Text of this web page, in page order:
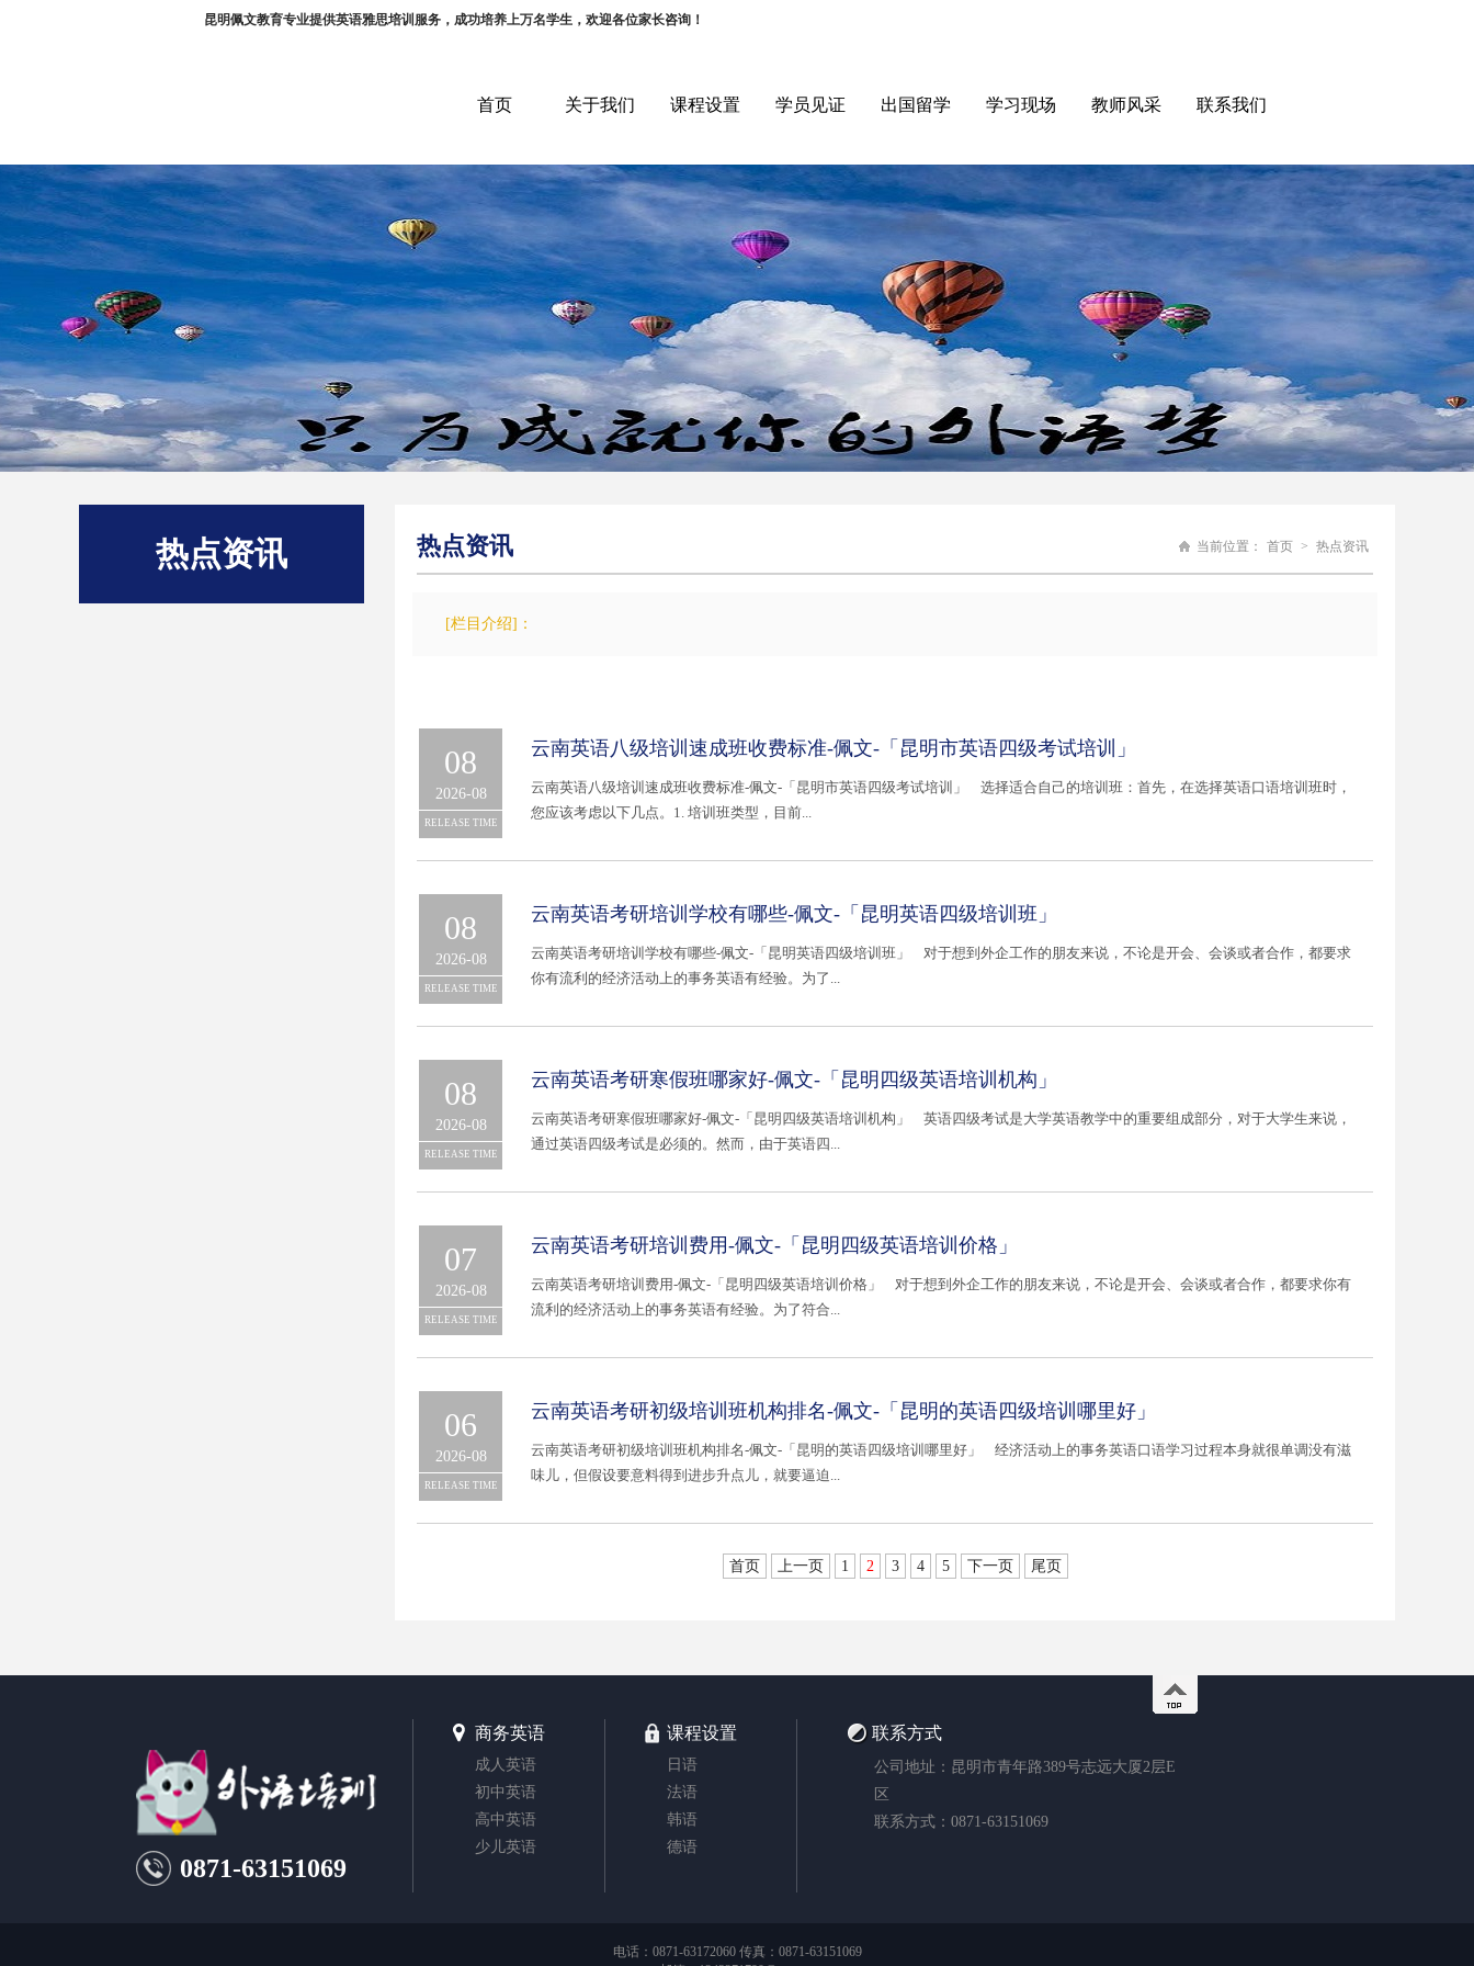
昆明佩文教育专业提供英语雅思培训服务，成功培养上万名学生，欢迎各位家长咨询！
首页 关于我们 课程设置 学员见证 出国留学 学习现场 教师风采 联系我们
热点资讯 热点资讯 当前位置： 首页 > 热点资讯
[栏目介绍]：
08
2026-08
RELEASE TIME
云南英语八级培训速成班收费标准-佩文-「昆明市英语四级考试培训」
云南英语八级培训速成班收费标准-佩文-「昆明市英语四级考试培训」 选择适合自己的培训班：首先，在选择英语口语培训班时，
您应该考虑以下几点。1. 培训班类型，目前...
08
2026-08
RELEASE TIME
云南英语考研培训学校有哪些-佩文-「昆明英语四级培训班」
云南英语考研培训学校有哪些-佩文-「昆明英语四级培训班」 对于想到外企工作的朋友来说，不论是开会、会谈或者合作，都要求
你有流利的经济活动上的事务英语有经验。为了...
08
2026-08
RELEASE TIME
云南英语考研寒假班哪家好-佩文-「昆明四级英语培训机构」
云南英语考研寒假班哪家好-佩文-「昆明四级英语培训机构」 英语四级考试是大学英语教学中的重要组成部分，对于大学生来说，
通过英语四级考试是必须的。然而，由于英语四...
07
2026-08
RELEASE TIME
云南英语考研培训费用-佩文-「昆明四级英语培训价格」
云南英语考研培训费用-佩文-「昆明四级英语培训价格」 对于想到外企工作的朋友来说，不论是开会、会谈或者合作，都要求你有
流利的经济活动上的事务英语有经验。为了符合...
06
2026-08
RELEASE TIME
云南英语考研初级培训班机构排名-佩文-「昆明的英语四级培训哪里好」
云南英语考研初级培训班机构排名-佩文-「昆明的英语四级培训哪里好」 经济活动上的事务英语口语学习过程本身就很单调没有滋
味儿，但假设要意料得到进步升点儿，就要逼迫...
首页 上一页 1 2 3 4 5 下一页 尾页
0871-63151069
商务英语
成人英语
初中英语
高中英语
少儿英语
课程设置
日语
法语
韩语
德语
联系方式
公司地址：昆明市青年路389号志远大厦2层E
区
联系方式：0871-63151069
电话：0871-63172060 传真：0871-63151069